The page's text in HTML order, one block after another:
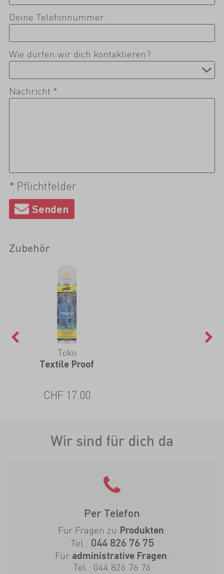
Deine Telefonnummer
Wie dürfen wir dich kontaktieren?
Nachricht *
* Pflichtfelder
Zubehör
Toko
Textile Proof
CHF 17.00
Wir sind für dich da
Per Telefon
Für Fragen zu Produkten:
Tel.: 044 826 76 75
Für administrative Fragen:
Tel.: 044 826 76 76